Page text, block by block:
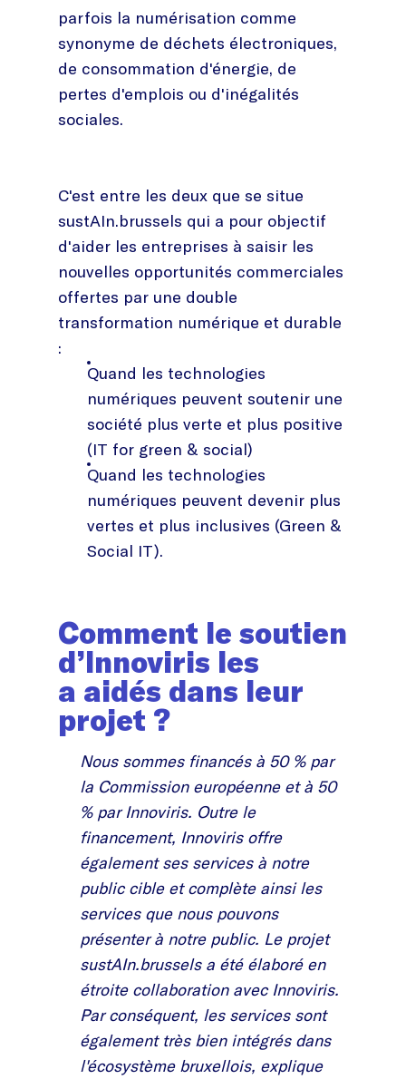
parfois la numérisation comme
synonyme de déchets électroniques,
de consommation d'énergie, de
pertes d'emplois ou d'inégalités
sociales.
C'est entre les deux que se situe
sustAIn.brussels qui a pour objectif
d'aider les entreprises à saisir les
nouvelles opportunités commerciales
offertes par une double
transformation numérique et durable
:
Quand les technologies
numériques peuvent soutenir une
société plus verte et plus positive
(IT for green & social)
Quand les technologies
numériques peuvent devenir plus
vertes et plus inclusives (Green &
Social IT).
Comment le soutien
d’Innoviris les
a aidés dans leur
projet ?
Nous sommes financés à 50 % par
la Commission européenne et à 50
% par Innoviris. Outre le
financement, Innoviris offre
également ses services à notre
public cible et complète ainsi les
services que nous pouvons
présenter à notre public. Le projet
sustAIn.brussels a été élaboré en
étroite collaboration avec Innoviris.
Par conséquent, les services sont
également très bien intégrés dans
l'écosystème bruxellois, explique